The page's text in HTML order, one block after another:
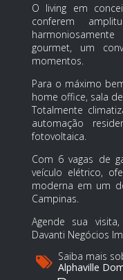
O living em
conferem
gourmet, um
momentos.
Para o máximo
home office, sala
Totalmente
automação
fotovoltaica.
Com 6 vagas de
veículo elétrico,
moderna em um
Campinas.
Agende sua
Davanti Negócios
Saiba mais
Alphaville